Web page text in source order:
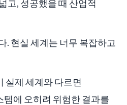
고, 성공했을 때 산업적
. 현실 세계는 너무 복잡하고
실제 세계와 다르면
템에 오히려 위험한 결과를